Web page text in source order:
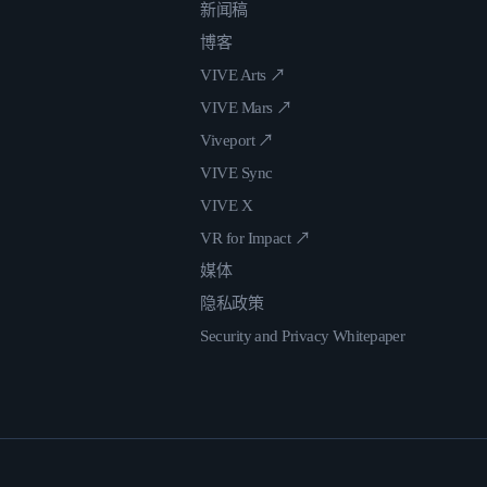
新闻稿
博客
VIVE Arts ↗
VIVE Mars ↗
Viveport ↗
VIVE Sync
VIVE X
VR for Impact ↗
媒体
隐私政策
Security and Privacy Whitepaper